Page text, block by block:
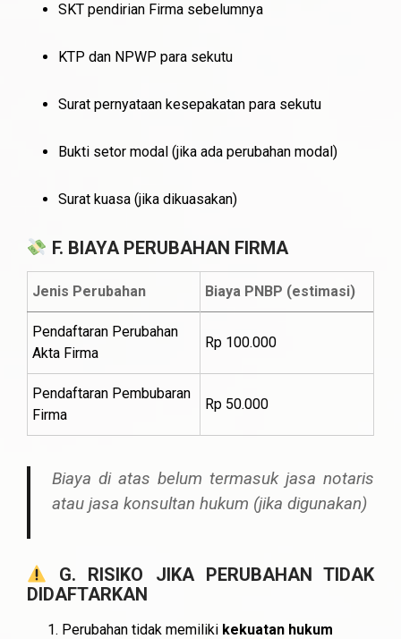
SKT pendirian Firma sebelumnya
KTP dan NPWP para sekutu
Surat pernyataan kesepakatan para sekutu
Bukti setor modal (jika ada perubahan modal)
Surat kuasa (jika dikuasakan)
F. BIAYA PERUBAHAN FIRMA
Jenis Perubahan Biaya PNBP (estimasi)
Pendaftaran Perubahan
Akta Firma
Rp 100.000
Pendaftaran Pembubaran
Firma
Rp 50.000
Biaya di atas belum termasuk jasa notaris
atau jasa konsultan hukum (jika digunakan)
G. RISIKO JIKA PERUBAHAN TIDAK
DIDAFTARKAN
Perubahan tidak memiliki kekuatan hukum